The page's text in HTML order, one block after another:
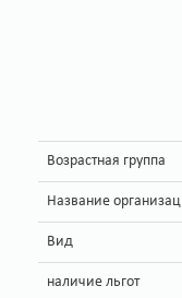
Возрастная группа
Название
Вид
наличие льгот